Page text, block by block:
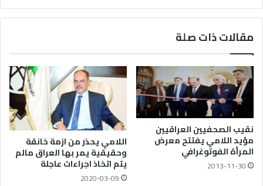
مقالات ذات صلة
نقيب الصحفيين العراقيين
مؤيد اللامي يفتتح معرض
المرأة الفوتوغرافي
2013-11-30
اللامي يحذر من ازمة خانقة
وحقيقية يمر بها العراق مالم
يتم اتخاذ اجراءات عاجلة
2020-03-09